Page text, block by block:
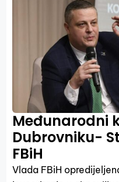
Međunarodni
Dubrovniku-
FBiH
Vlada FBiH